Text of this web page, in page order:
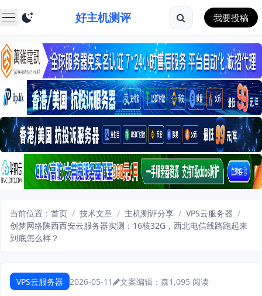
好主机测评 我要投稿
当前位置： 首页 / 技术文章 / 主机测评分享 / VPS云服务器 /
创梦网络陕西西安云服务器实测：16核32G，西北电信线路跑起来
到底怎么样？
VPS云服务器 2026-05-11 文案编辑：森1,095 阅读